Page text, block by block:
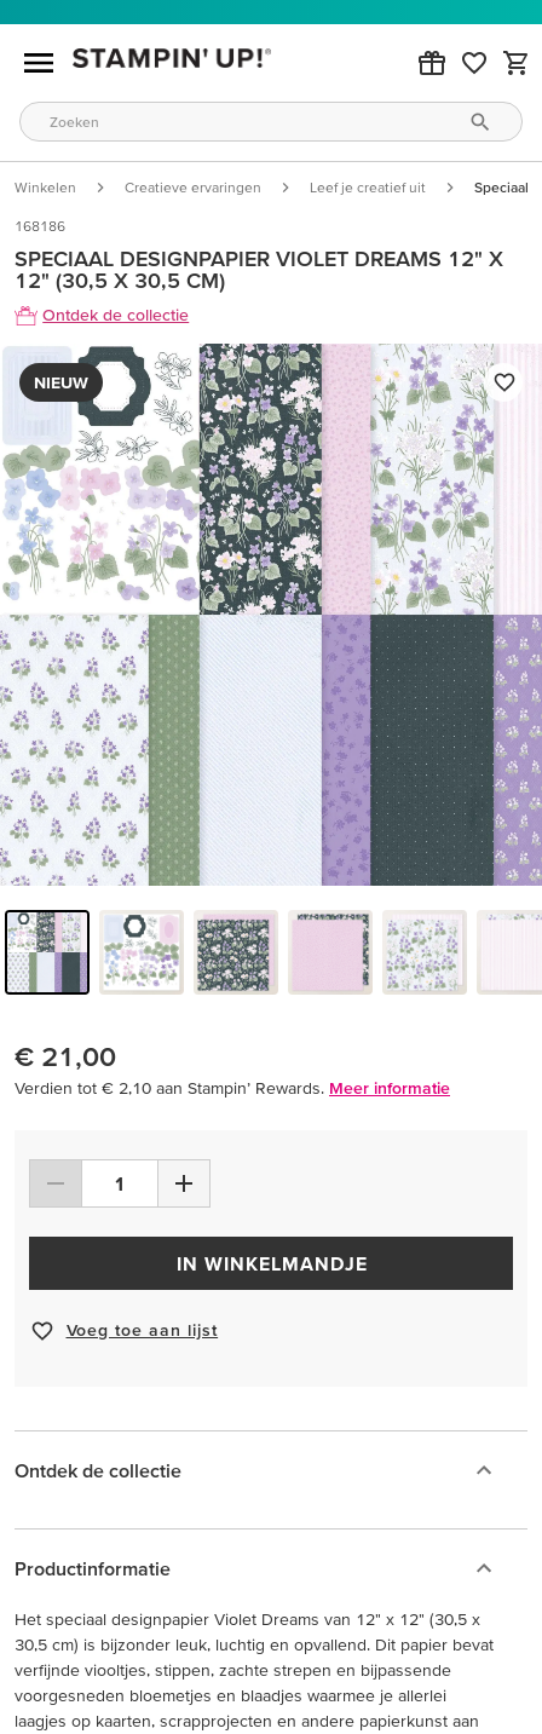
Winkelen Creatieve ervaringen Leef je creatief uit Speciaal
168186
SPECIAAL DESIGNPAPIER VIOLET DREAMS 12" X
12" (30,5 X 30,5 CM)
Ontdek de collectie
NIEUW
€ 21,00
Verdien tot € 2,10 aan Stampin’ Rewards. Meer informatie
IN WINKELMANDJE
Voeg toe aan lijst
Ontdek de collectie
Productinformatie
Het speciaal designpapier Violet Dreams van 12" x 12" (30,5 x
30,5 cm) is bijzonder leuk, luchtig en opvallend. Dit papier bevat
verfijnde viooltjes, stippen, zachte strepen en bijpassende
voorgesneden bloemetjes en blaadjes waarmee je allerlei
laagjes op kaarten, scrapprojecten en andere papierkunst aan